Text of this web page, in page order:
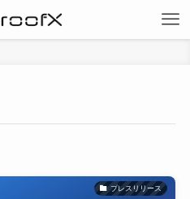
プレスリリース